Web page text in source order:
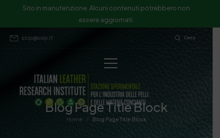
Sito in manutenzione. Alcuni contenuti potrebbero non
essere aggiornati.
ssip@ssip.it Cerca
Blog Page Title Block
Home / Blog Page Title Block